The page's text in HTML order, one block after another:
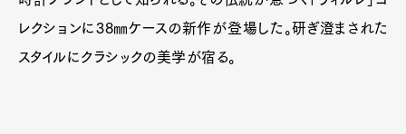
Pen Membership
Magazine
Official Columnist
About
Contact
レクションに38㎜ケースの新作が登場した。研ぎ澄まされた
スタイルにクラシックの美学が宿る。